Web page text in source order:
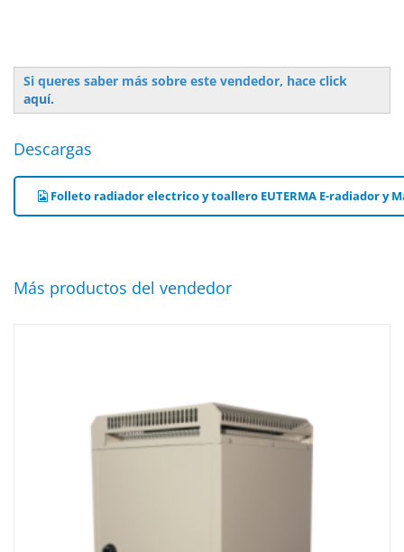
Si queres saber más sobre este vendedor, hace click
aquí.
Descargas
Folleto radiador electrico y toallero EUTERMA E-radiador y
Más productos del vendedor